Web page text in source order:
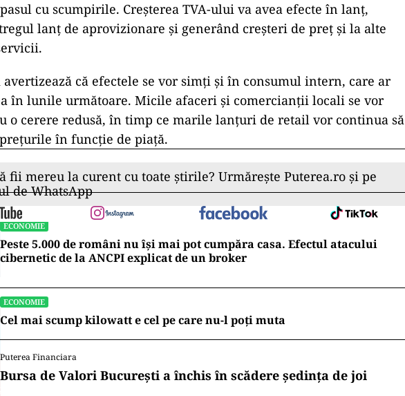
cu scumpirile. Creșterea TVA-ului va avea efecte în lanț,
lanț de aprovizionare și generând creșteri de preț și la alte
că efectele se vor simți și în consumul intern, care ar
în lunile următoare. Micile afaceri și comercianții locali se vor
o cerere redusă, în timp ce marile lanțuri de retail vor continua să
în funcție de piață.
fii mereu la curent cu toate știrile? Urmărește Puterea.ro și pe
de WhatsApp
ECONOMIE
Peste 5.000 de români nu își mai pot cumpăra casa. Efectul atacului
cibernetic de la ANCPI explicat de un broker
ECONOMIE
Cel mai scump kilowatt e cel pe care nu-l poți muta
Puterea Financiara
Bursa de Valori București a închis în scădere ședința de joi